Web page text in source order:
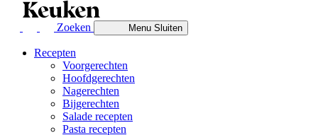
Zoeken MenuSluiten
Recepten
Voorgerechten
Hoofdgerechten
Nagerechten
Bijgerechten
Salade recepten
Pasta recepten